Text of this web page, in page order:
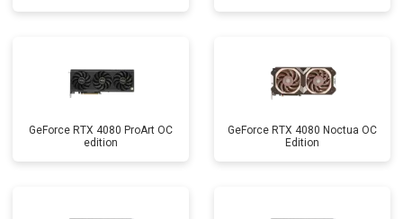
GeForce RTX 4080 ProArt OC
edition
GeForce RTX 4080 Noctua OC
Edition